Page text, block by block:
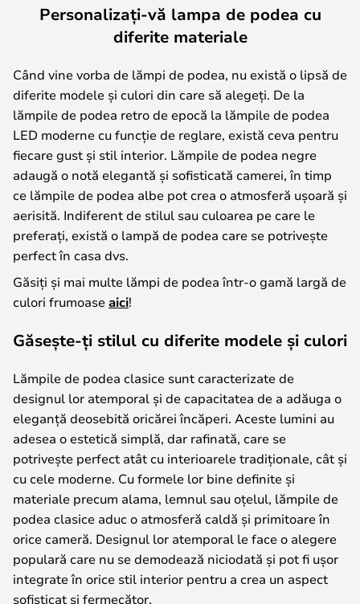
Personalizați-vă lampa de podea cu
diferite materiale
Când vine vorba de lămpi de podea, nu există o lipsă de
diferite modele și culori din care să alegeți. De la
lămpile de podea retro de epocă la lămpile de podea
LED moderne cu funcție de reglare, există ceva pentru
fiecare gust și stil interior. Lămpile de podea negre
adaugă o notă elegantă și sofisticată camerei, în timp
ce lămpile de podea albe pot crea o atmosferă ușoară și
aerisită. Indiferent de stilul sau culoarea pe care le
preferați, există o lampă de podea care se potrivește
perfect în casa dvs.
Găsiți și mai multe lămpi de podea într-o gamă largă de
culori frumoaseaici!
Găsește-ți stilul cu diferite modele și culori
Lămpile de podea clasice sunt caracterizate de
designul lor atemporal și de capacitatea de a adăuga o
eleganță deosebită oricărei încăperi. Aceste lumini au
adesea o estetică simplă, dar rafinată, care se
potrivește perfect atât cu interioarele tradiționale, cât și
cu cele moderne. Cu formele lor bine definite și
materiale precum alama, lemnul sau oțelul, lămpile de
podea clasice aduc o atmosferă caldă și primitoare în
orice cameră. Designul lor atemporal le face o alegere
populară care nu se demodează niciodată și pot fi ușor
integrate în orice stil interior pentru a crea un aspect
sofisticat și fermecător.